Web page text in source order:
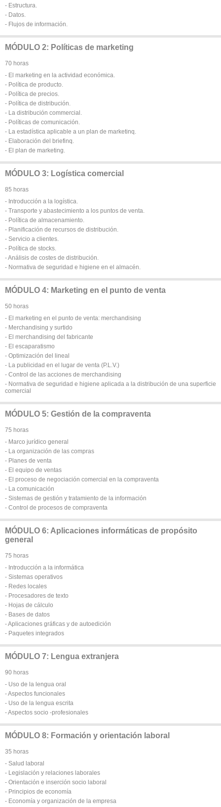
- Estructura.
- Datos.
- Flujos de información.
MÓDULO 2: Políticas de marketing
70 horas
- El marketing en la actividad económica.
- Política de producto.
- Política de precios.
- Política de distribución.
- La distribución commercial.
- Políticas de comunicación.
- La estadística aplicable a un plan de marketinq.
- Elaboración del briefinq.
- El plan de marketing.
MÓDULO 3: Logística comercial
85 horas
- Introducción a la logística.
- Transporte y abastecimiento a los puntos de venta.
- Política de almacenamiento.
- Planificación de recursos de distribución.
- Servicio a clientes.
- Política de stocks.
- Análisis de costes de distribución.
- Normativa de seguridad e higiene en el almacén.
MÓDULO 4: Marketing en el punto de venta
50 horas
- El marketing en el punto de venta: merchandising
- Merchandising y surtido
- El merchandising del fabricante
- El escaparatismo
- Optimización del lineal
- La publicidad en el lugar de venta (P.L.V.)
- Control de las acciones de merchandising
- Normativa de seguridad e higiene aplicada a la distribución de una superficie
comercial
MÓDULO 5: Gestión de la compraventa
75 horas
- Marco jurídico general
- La organización de las compras
- Planes de venta
- El equipo de ventas
- El proceso de negociación comercial en la compraventa
- La comunicación
- Sistemas de gestión y tratamiento de la información
- Control de procesos de compraventa
MÓDULO 6: Aplicaciones informáticas de propósito
general
75 horas
- Introducción a la informática
- Sistemas operativos
- Redes locales
- Procesadores de texto
- Hojas de cálculo
- Bases de datos
- Aplicaciones gráficas y de autoedición
- Paquetes integrados
MÓDULO 7: Lengua extranjera
90 horas
- Uso de la lengua oral
- Aspectos funcionales
- Uso de la lengua escrita
- Aspectos socio -profesionales
MÓDULO 8: Formación y orientación laboral
35 horas
- Salud laboral
- Legislación y relaciones laborales
- Orientación e inserción socio laboral
- Principios de economía
- Economía y organización de la empresa